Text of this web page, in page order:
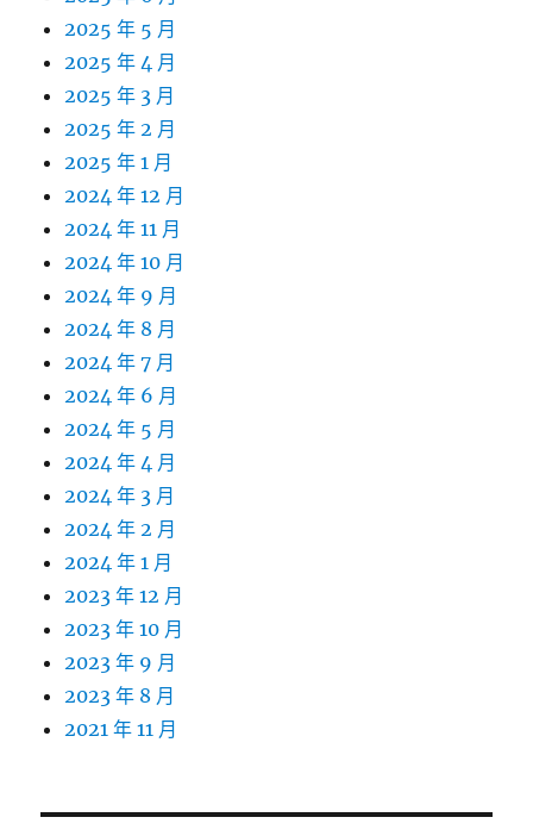
2025 年 5 月
2025 年 4 月
2025 年 3 月
2025 年 2 月
2025 年 1 月
2024 年 12 月
2024 年 11 月
2024 年 10 月
2024 年 9 月
2024 年 8 月
2024 年 7 月
2024 年 6 月
2024 年 5 月
2024 年 4 月
2024 年 3 月
2024 年 2 月
2024 年 1 月
2023 年 12 月
2023 年 10 月
2023 年 9 月
2023 年 8 月
2021 年 11 月